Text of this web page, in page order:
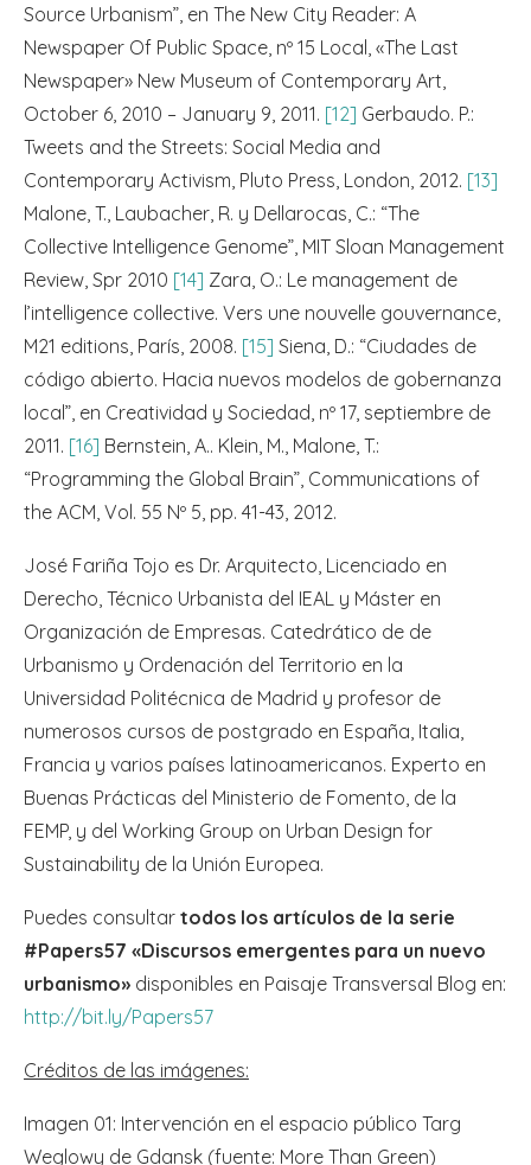
Source Urbanism”, en The New City Reader: A
Newspaper Of Public Space, nº 15 Local, «The Last
Newspaper» New Museum of Contemporary Art,
October 6, 2010 – January 9, 2011. [12] Gerbaudo. P.:
Tweets and the Streets: Social Media and
Contemporary Activism, Pluto Press, London, 2012. [13]
Malone, T., Laubacher, R. y Dellarocas, C.: “The
Collective Intelligence Genome”, MIT Sloan Management
Review, Spr 2010 [14] Zara, O.: Le management de
l’intelligence collective. Vers une nouvelle gouvernance,
M21 editions, París, 2008. [15] Siena, D.: “Ciudades de
código abierto. Hacia nuevos modelos de gobernanza
local”, en Creatividad y Sociedad, nº 17, septiembre de
2011. [16] Bernstein, A.. Klein, M., Malone, T.:
“Programming the Global Brain”, Communications of
the ACM, Vol. 55 Nº 5, pp. 41-43, 2012.
José Fariña Tojo es Dr. Arquitecto, Licenciado en
Derecho, Técnico Urbanista del IEAL y Máster en
Organización de Empresas. Catedrático de de
Urbanismo y Ordenación del Territorio en la
Universidad Politécnica de Madrid y profesor de
numerosos cursos de postgrado en España, Italia,
Francia y varios países latinoamericanos. Experto en
Buenas Prácticas del Ministerio de Fomento, de la
FEMP, y del Working Group on Urban Design for
Sustainability de la Unión Europea.
Puedes consultar todos los artículos de la serie
#Papers57 «Discursos emergentes para un nuevo
urbanismo» disponibles en Paisaje Transversal Blog en:
http://bit.ly/Papers57
Créditos de las imágenes:
Imagen 01: Intervención en el espacio público Targ
Weglowy de Gdansk (fuente: More Than Green)